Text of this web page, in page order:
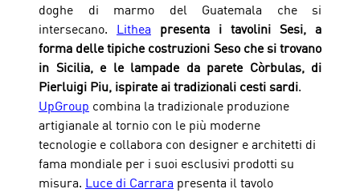
doghe di marmo del Guatemala che si
intersecano. Lithea
presenta i tavolini Sesi, a
forma delle tipiche costruzioni Seso che si trovano
in Sicilia, e le lampade da parete Còrbulas, di
Pierluigi Piu, ispirate ai tradizionali cesti sardi.
UpGroup combina la tradizionale produzione
artigianale al tornio con le più moderne
tecnologie e collabora con designer e architetti di
fama mondiale per i suoi esclusivi prodotti su
misura. Luce di Carrara presenta il tavolo